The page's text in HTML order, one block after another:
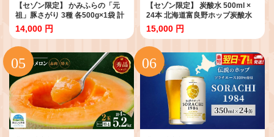
【セゾン限定】 かみふらの「元
祖」豚さがり 3種 各500g×1袋 計
1.5kg 焼肉 サガリ 豚 みそ スパイ
シー しお 味噌 塩 セット 自家製だ
れ 北海道 上富良野町 お肉 豚肉
14,000 円
【セゾン限定】 炭酸水 500ml ×
24本 北海道富良野ホップ炭酸水
[7営業日以内最短発送] ポッカサ
ッポロ 無糖 北海道富良野ホップ
ペットボトル 炭酸飲料 炭酸 ソー
ダ ソーダ水 飲み物 飲料 ドリンク
(有)リカーショップかまだ 北海道
上富良野町
15,000 円